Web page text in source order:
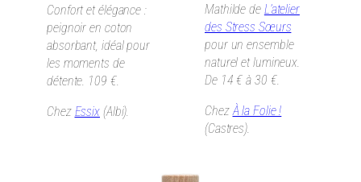
Confort et élégance :
peignoir en coton
absorbant, idéal pour
les moments de
détente. 109 €.
Chez Essix (Albi).
Mathilde de L’atelier
des Stress Sœurs
pour un ensemble
naturel et lumineux.
De 14 € à 30 €.
ChezÀ la Folie !
(Castres).